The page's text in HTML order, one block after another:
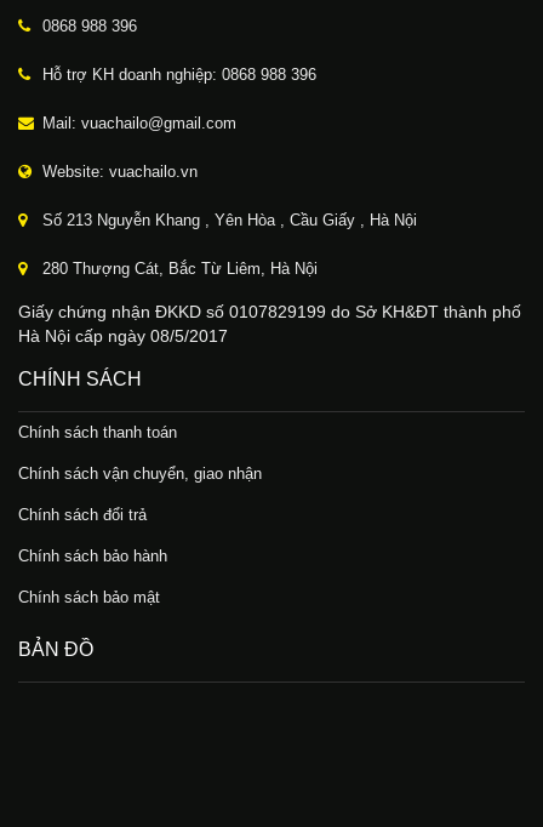
0868 988 396
Hỗ trợ KH doanh nghiệp: 0868 988 396
Mail: vuachailo@gmail.com
Website: vuachailo.vn
Số 213 Nguyễn Khang , Yên Hòa , Cầu Giấy , Hà Nội
280 Thượng Cát, Bắc Từ Liêm, Hà Nội
Giấy chứng nhận ĐKKD số 0107829199 do Sở KH&ĐT thành phố
Hà Nội cấp ngày 08/5/2017
CHÍNH SÁCH
Chính sách thanh toán
Chính sách vận chuyển, giao nhận
Chính sách đổi trả
Chính sách bảo hành
Chính sách bảo mật
BẢN ĐỒ